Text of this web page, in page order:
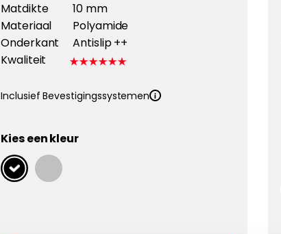
Matdikte
10 mm
Materiaal
Polyamide
Onderkant
Antislip ++
Kwaliteit
Inclusief Bevestigingssystemen
Kies een kleur